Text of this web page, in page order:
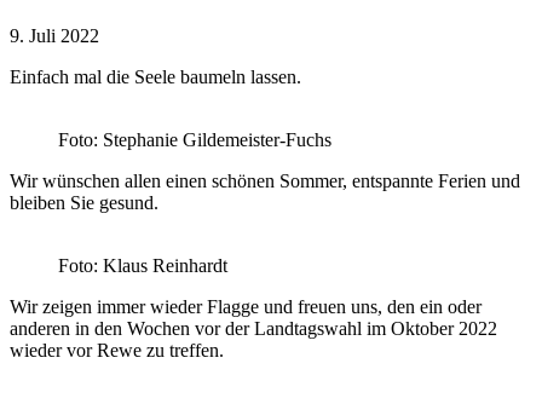
9. Juli 2022
Einfach mal die Seele baumeln lassen.
Foto: Stephanie Gildemeister-Fuchs
Wir wünschen allen einen schönen Sommer, entspannte Ferien und
bleiben Sie gesund.
Foto: Klaus Reinhardt
Wir zeigen immer wieder Flagge und freuen uns, den ein oder
anderen in den Wochen vor der Landtagswahl im Oktober 2022
wieder vor Rewe zu treffen.